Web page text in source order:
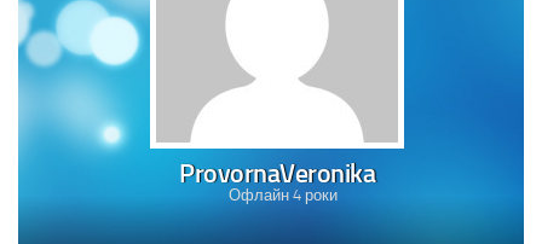
ProvornaVeronika
Офлайн 4 роки